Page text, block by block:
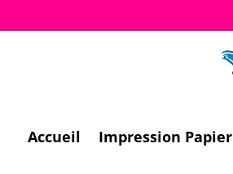
Accueil Impression Papier